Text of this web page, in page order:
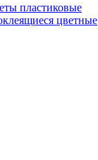
пластиковые
цветные